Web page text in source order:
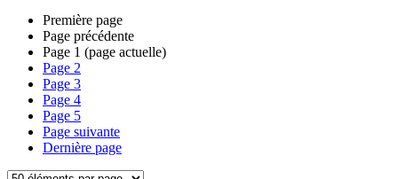
Première page
Page précédente
Page 1 (page actuelle)
Page 2
Page 3
Page 4
Page 5
Page suivante
Dernière page